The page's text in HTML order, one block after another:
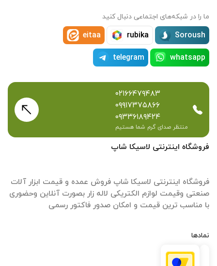
فروشگاه اینترنتی لاسیکا شاپ
فروشگاه اینترنتی لاسیکا شاپ فروش عمده و قیمت ابزار آلات
صنعتی وقیمت لوازم الکتریکی لاله زار بصورت آنلاین وحضوری
با مناسب ترین قیمت و امکان صدور فاکتور رسمی
نمادها
ما را در شبکه‌های اجتماعی دنبال کنید
Soroush
rubika
eitaa
whatsapp
telegram
۰۲۱۶۶۴۷۹۴۸۳
۰۹۹۱۷۳۷۵۸۶۶
۰۹۳۳۶۱۸۹۴۲۴
منتظر صدای گرم شما هستیم